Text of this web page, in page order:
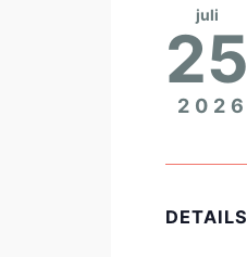
juli
25
2026
DETAILS